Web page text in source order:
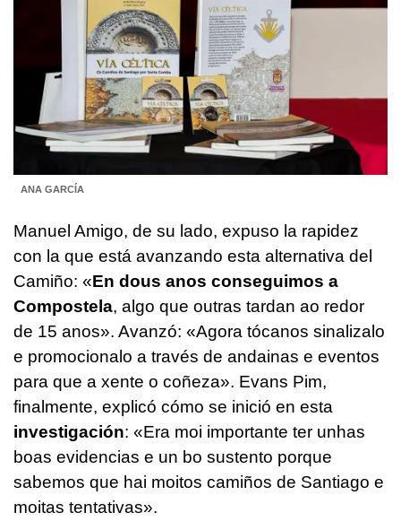
ANA GARCÍA
Manuel Amigo, de su lado, expuso la rapidez
con la que está avanzando esta alternativa del
Camiño: «En dous anos conseguimos a
Compostela, algo que outras tardan ao redor
de 15 anos». Avanzó: «Agora tócanos sinalizalo
e promocionalo a través de andainas e eventos
para que a xente o coñeza». Evans Pim,
finalmente, explicó cómo se inició en esta
investigación: «Era moi importante ter unhas
boas evidencias e un bo sustento porque
sabemos que hai moitos camiños de Santiago e
moitas tentativas».